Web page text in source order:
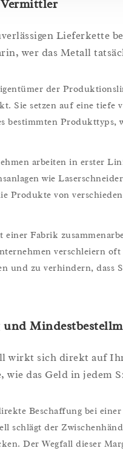
Lieferkette
wer das Metall
der
Sie setzen auf eine tiefe
bestimmten
arbeiten in erster
wie
Produkte von
einer Fabrik
verschleiern
und zu verhindern,
wirkt sich direkt auf
das Geld in jedem
Beschaffung bei
schlägt der
Der Wegfall dieser